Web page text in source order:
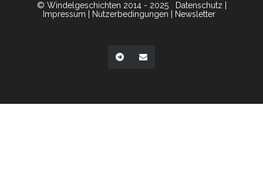
© Windelgeschichten 2014 - 2025 Datenschutz
Impressum
Nutzerbedingungen Newsletter